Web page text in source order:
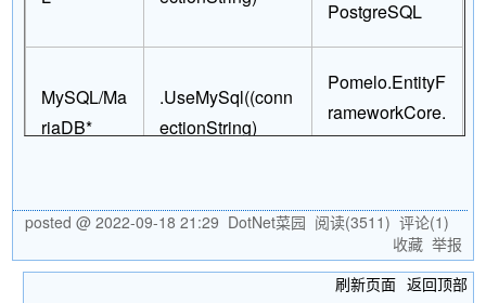
PostgreSQL
MySQL/Ma
riaDB*
.UseMySql((conn
ectionString)
Pomelo.EntityF
rameworkCore.
MySql
Oracle*
.UseOracle(conn
Oracle.EntityFr
ameworkCore
posted @ 2022-09-18 21:29 DotNet菜园 阅读(3511) 评论(1)
收藏 举报
刷新页面 返回顶部